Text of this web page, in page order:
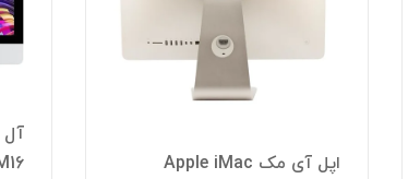
اپل آی مک Apple iMac